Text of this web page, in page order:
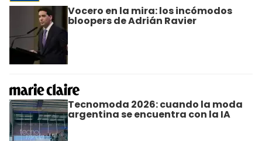
Vocero en la mira: los incómodos
bloopers de Adrián Ravier
Tecnomoda 2026: cuando la moda
argentina se encuentra con la IA